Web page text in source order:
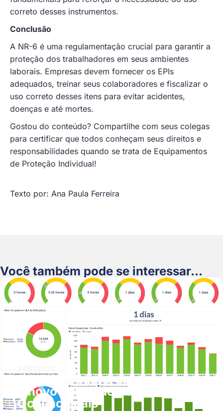
correto desses instrumentos.
Conclusão
A NR-6 é uma regulamentação crucial para garantir a
proteção dos trabalhadores em seus ambientes
laborais. Empresas devem fornecer os EPIs
adequados, treinar seus colaboradores e fiscalizar o
uso correto desses itens para evitar acidentes,
doenças e até mortes.
Gostou do conteúdo? Compartilhe com seus colegas
para certificar que todos conheçam seus direitos e
responsabilidades quando se trata de Equipamentos
de Proteção Individual!
Texto por: Ana Paula Ferreira
Você também pode se interessar...
Product Update: apresentamos
o novo Painel de Relatórios
Ocupacionais